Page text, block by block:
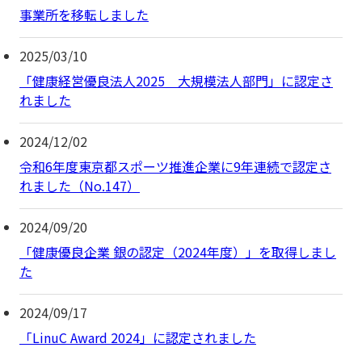
事業所を移転しました
2025/03/10
「健康経営優良法人2025 大規模法人部門」に認定さ
れました
2024/12/02
令和6年度東京都スポーツ推進企業に9年連続で認定さ
れました（No.147）
2024/09/20
「健康優良企業 銀の認定（2024年度）」を取得しまし
た
2024/09/17
「LinuC Award 2024」に認定されました